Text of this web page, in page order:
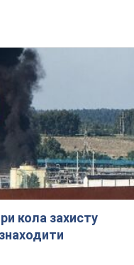
кола захисту
система
захисту від
70 балістичних
у Держдепі
Конгрес